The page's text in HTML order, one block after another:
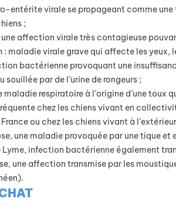
cardiaque
chez le
chien ou le
chat : les
reconnaître
et réagir
Les chiens
et les chats
souffrir de
maladie
cardiaque
qu’il est
important
entérite virale se propageant comme
;
affection virale très contagieuse
: maladie virale grave qui affecte les yeux,
bactérienne provoquant une
souillée par de l’urine de rongeurs ;
maladie respiratoire à l’origine d’une toux
chez les chiens vivant en
ou chez les chiens vivant à
une maladie provoquée par une tique
infection bactérienne également
une affection transmise par les